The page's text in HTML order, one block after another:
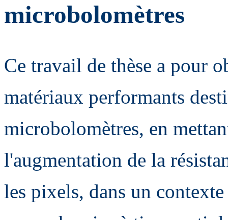
microbolomètres
Ce travail de thèse a pour
matériaux performants
microbolomètres, en
l'augmentation de la
les pixels, dans un